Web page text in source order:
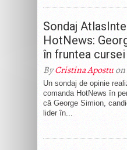
Sondaj
HotNews:
în fruntea
ByCristina Apostu
Un sondaj de opinie
comanda HotNews în
că George Simion,
lider în...